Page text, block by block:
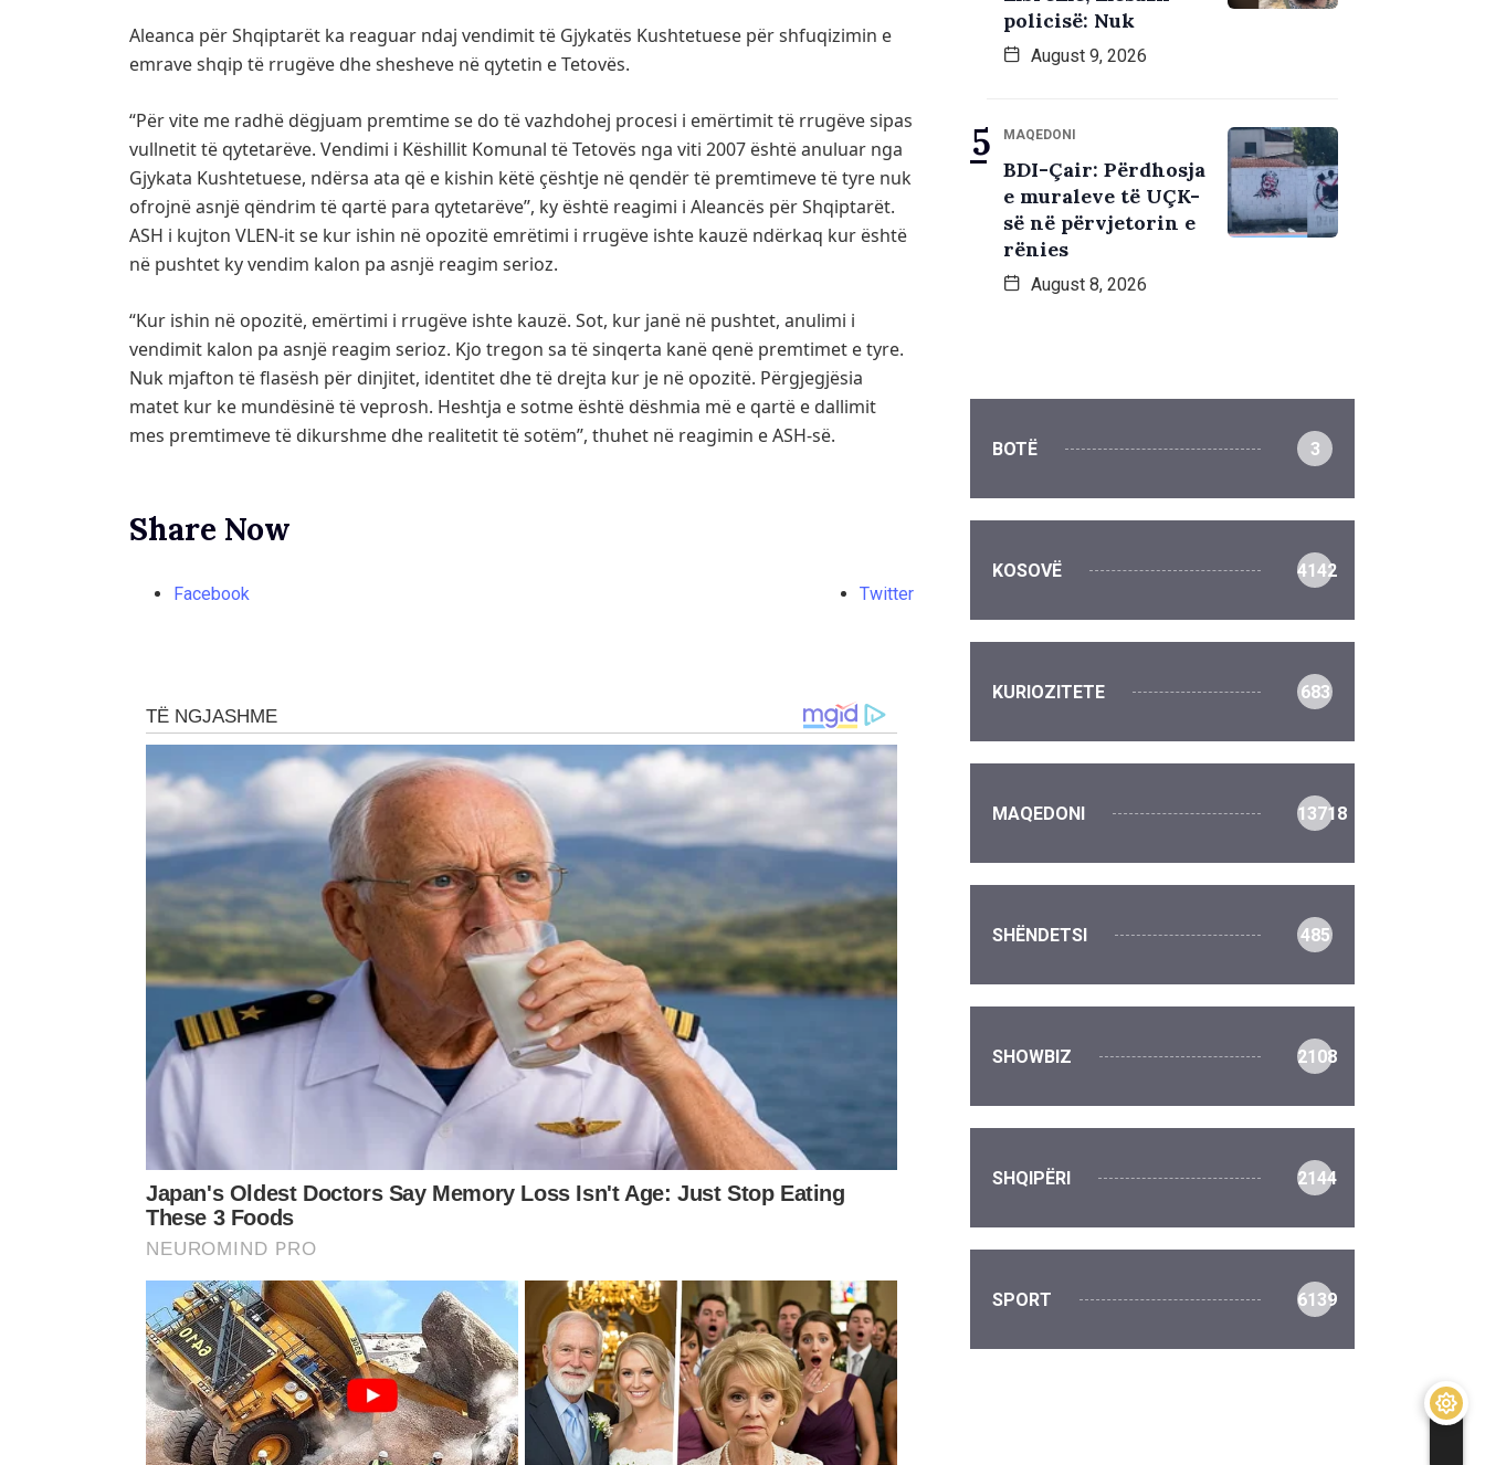
Aleanca për Shqiptarët ka reaguar ndaj vendimit të Gjykatës Kushtetuese për shfuqizimin e
emrave shqip të rrugëve dhe shesheve në qytetin e Tetovës.
“Për vite me radhë dëgjuam premtime se do të vazhdohej procesi i emërtimit të rrugëve sipas
vullnetit të qytetarëve. Vendimi i Këshillit Komunal të Tetovës nga viti 2007 është anuluar nga
Gjykata Kushtetuese, ndërsa ata që e kishin këtë çështje në qendër të premtimeve të tyre nuk
ofrojnë asnjë qëndrim të qartë para qytetarëve’’, ky është reagimi i Aleancës për Shqiptarët.
ASH i kujton VLEN-it se kur ishin në opozitë emrëtimi i rrugëve ishte kauzë ndërkaq kur është
në pushtet ky vendim kalon pa asnjë reagim serioz.
“Kur ishin në opozitë, emërtimi i rrugëve ishte kauzë. Sot, kur janë në pushtet, anulimi i
vendimit kalon pa asnjë reagim serioz. Kjo tregon sa të sinqerta kanë qenë premtimet e tyre.
Nuk mjafton të flasësh për dinjitet, identitet dhe të drejta kur je në opozitë. Përgjegjësia
matet kur ke mundësinë të veprosh. Heshtja e sotme është dëshmia më e qartë e dallimit
mes premtimeve të dikurshme dhe realitetit të sotëm’’, thuhet në reagimin e ASH-së.
Share Now
Facebook Twitter
policisë: Nuk
August 9, 2026
MAQEDONI
BDI-Çair: Përdhosja
e muraleve të UÇK-
së në përvjetorin e
rënies
August 8, 2026
BOTË 3
KOSOVË 4142
KURIOZITETE 683
MAQEDONI 13718
SHËNDETSI 485
SHOWBIZ 2108
SHQIPËRI 2144
SPORT 6139